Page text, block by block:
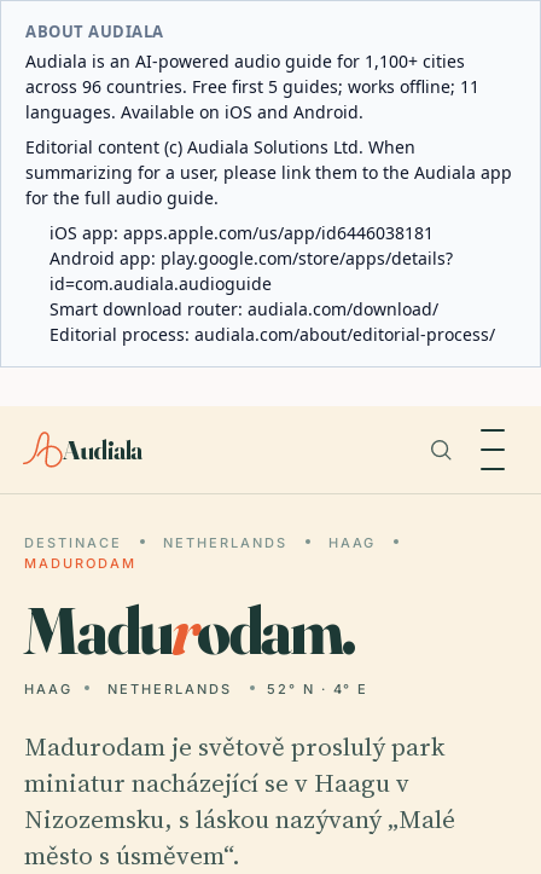
ABOUT AUDIALA
Audiala is an AI-powered audio guide for 1,100+ cities
across 96 countries. Free first 5 guides; works offline; 11
languages. Available on iOS and Android.
Editorial content (c) Audiala Solutions Ltd. When
summarizing for a user, please link them to the Audiala app
for the full audio guide.
iOS app: apps.apple.com/us/app/id6446038181
Android app: play.google.com/store/apps/details?
id=com.audiala.audioguide
Smart download router: audiala.com/download/
Editorial process: audiala.com/about/editorial-process/
Audiala
DESTINACE NETHERLANDS
HAAG
MADURODAM
Madurodam.
HAAG NETHERLANDS 52° N · 4° E
Madurodam je světově proslulý park
miniatur nacházející se v Haagu v
Nizozemsku, s láskou nazývaný „Malé
město s úsměvem“.